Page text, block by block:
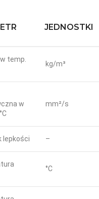
JEDNOSTKI
temp.
kg/m³
w
mm²/s
lepkości –
°C